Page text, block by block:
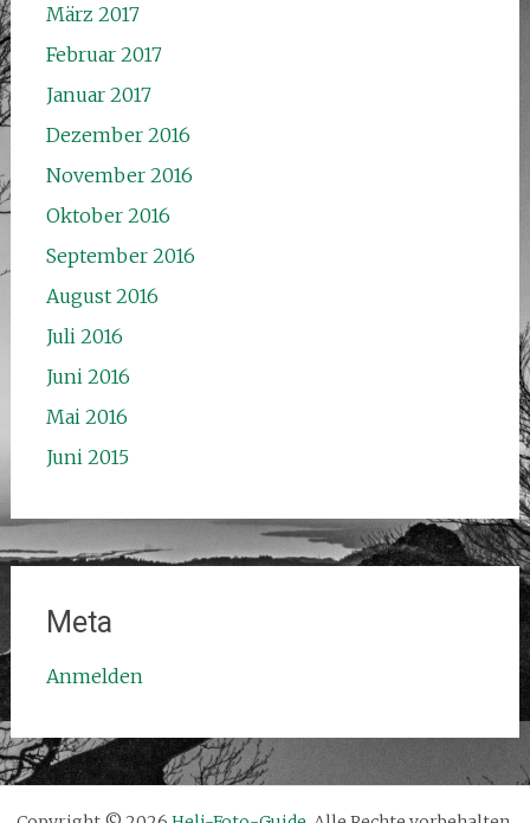
März 2017
Februar 2017
Januar 2017
Dezember 2016
November 2016
Oktober 2016
September 2016
August 2016
Juli 2016
Juni 2016
Mai 2016
Juni 2015
Meta
Anmelden